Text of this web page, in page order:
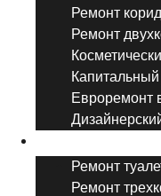
Ремонт
Ремонт
Евроремонт
Ремонт
Ремонт